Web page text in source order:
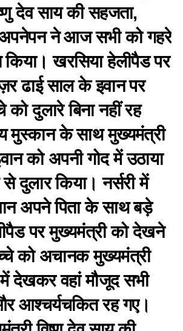
देव साय की सहजता,
ने आज सभी को गहरे
किया। खरसिया हेलीपैड पर
ढाई साल के इवान पर
को दुलारे बिना नहीं रह
के साथ मुख्यमंत्री
को अपनी गोद में उठाया
दुलार किया। नर्सरी में
अपने पिता के साथ बड़े
पर मुख्यमंत्री को देखने
को अचानक मुख्यमंत्री
देखकर वहां मौजूद सभी
आश्चर्यचकित रह गए।